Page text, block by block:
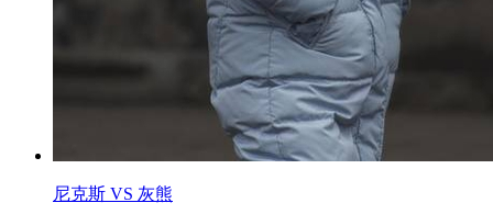
尼克斯 VS 灰熊